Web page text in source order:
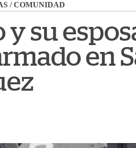
/COMUNIDAD
su
en